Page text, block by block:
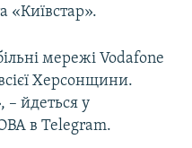
«Київстар».
мережі Vodafone
Херсонщини.
йдеться у
в Telegram.